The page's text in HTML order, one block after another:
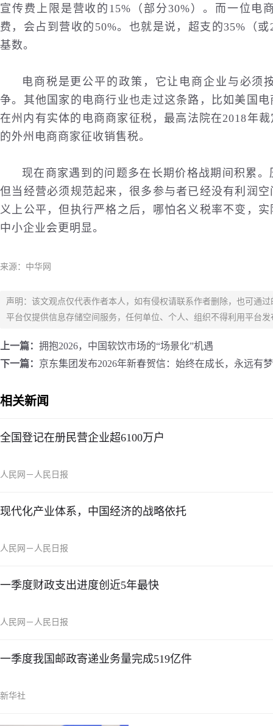
宣传费上限是营收的15%（部分30%）。而一位电
费，会占到营收的50%。也就是说，超支的35%（
基数。
电商税是更公平的政策，它让电商企业与必须
争。其他国家的电商行业也走过这条路，比如美国
在州内有实体的电商商家征税，最高法院在2018年
的外州电商商家征收销售税。
现在商家遇到的问题多在长期价格战期间积累
但当经营必须规范起来，很多参与者已经没有利润
义上公平，但执行严格之后，哪怕名义税率不变，
中小企业会更明显。
来源：中华网
声明：该文观点仅代表作者本人，如有侵权请联系作者删除，也可通
平台仅提供信息存储空间服务，任何单位、个人、组织不得利用平台
上一篇： 拥抱2026，中国软饮市场的“场景化”机遇
下一篇： 京东集团发布2026年新春贺信：始终在成长，永远有
相关新闻
全国登记在册民营企业超6100万户
人民网－人民日报
现代化产业体系，中国经济的战略依托
人民网－人民日报
一季度财政支出进度创近5年最快
人民网－人民日报
一季度我国邮政寄递业务量完成519亿件
新华社